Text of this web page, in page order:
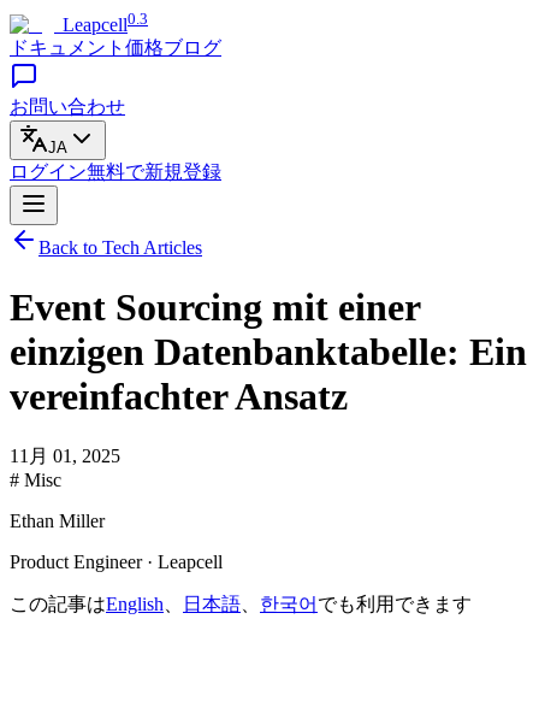
Leapcell0.3
ドキュメント 価格ブログ
お問い合わせ
JA
ログイン無料で新規登録
Back to Tech Articles
Event Sourcing mit einer
einzigen Datenbanktabelle: Ein
vereinfachter Ansatz
11月 01, 2025
# Misc
Ethan Miller
Product Engineer · Leapcell
この記事はEnglish 日本語 한국어 でも利用できます